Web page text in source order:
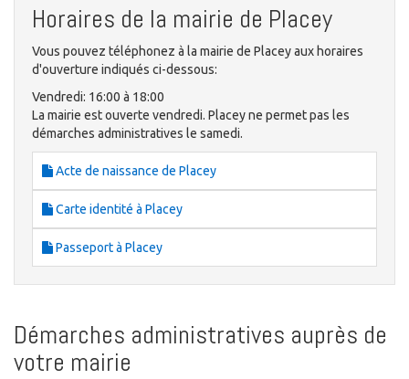
Horaires de la mairie de Placey
Vous pouvez téléphonez à la mairie de Placey aux horaires
d'ouverture indiqués ci-dessous:
Vendredi: 16:00 à 18:00
La mairie est ouverte vendredi. Placey ne permet pas les
démarches administratives le samedi.
Acte de naissance de Placey
Carte identité à Placey
Passeport à Placey
Démarches administratives auprès de
votre mairie